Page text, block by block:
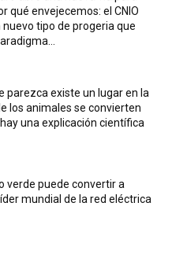
qué envejecemos: el CNIO
nuevo tipo de progeria que
parezca existe un lugar en la
los animales se convierten
una explicación científica
verde puede convertir a
mundial de la red eléctrica